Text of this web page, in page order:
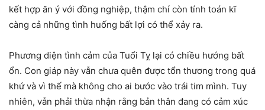
kết hợp ăn ý với đồng nghiệp, thậm chí còn tính toán kĩ
càng cả những tình huống bất lợi có thể xảy ra.
Phương diện tình cảm của Tuổi Tỵ lại có chiều hướng bất
ổn. Con giáp này vẫn chưa quên được tổn thương trong quá
khứ và vì thế mà không cho ai bước vào trái tim mình. Tuy
nhiên, vẫn phải thừa nhận rằng bản thân đang có cảm xúc